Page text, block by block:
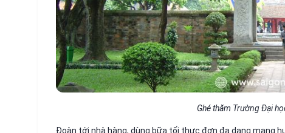
Ghé thăm Trường Đại
Đoàn tới nhà hàng, dùng bữa tối thực đơn đa dạng mang